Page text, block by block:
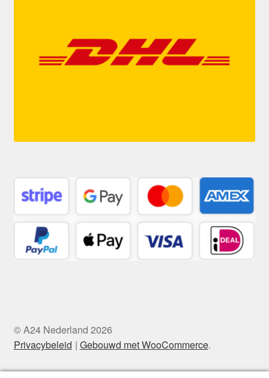
© A24 Nederland 2026
Privacybeleid
Gebouwd met WooCommerce.